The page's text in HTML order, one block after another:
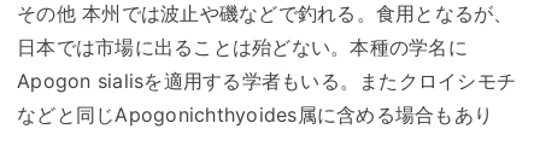
その他 本州では波止や磯などで釣れる。食用となるが、
日本では市場に出ることは殆どない。本種の学名に
Apogon sialisを適用する学者もいる。またクロイシモチ
などと同じApogonichthyoides属に含める場合もあり